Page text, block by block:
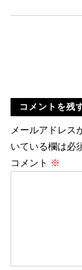
コメントを残
メールアドレス
いている欄は必
コメント ※